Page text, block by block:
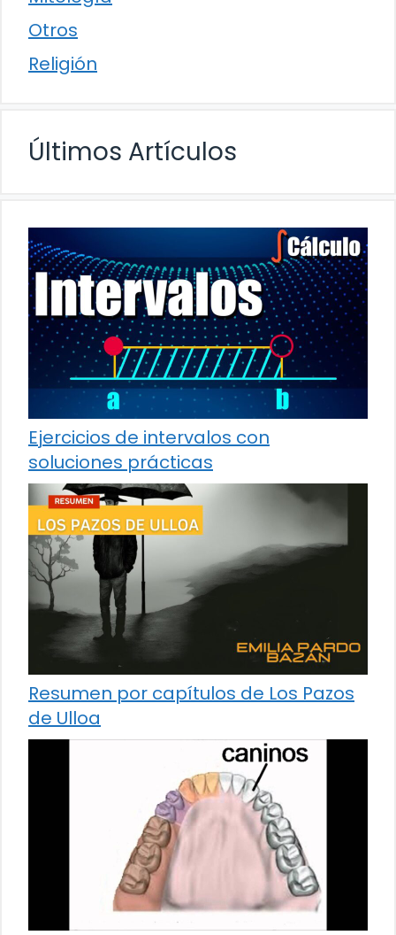
Otros
Religión
Últimos Artículos
Ejercicios de intervalos con
soluciones prácticas
Resumen por capítulos de Los Pazos
de Ulloa